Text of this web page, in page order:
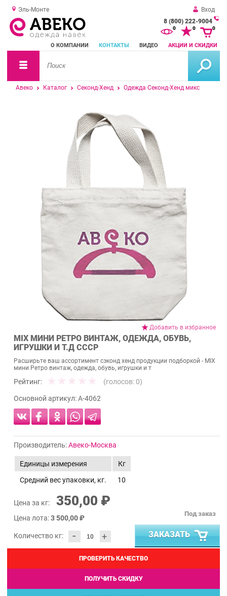
Эль-Монте
Вход
8 (800) 222-9004
О КОМПАНИИ КОНТАКТЫ ВИДЕО АКЦИИ И СКИДКИ
0 0 0
Авеко Каталог Секонд-Хенд Одежда Секонд-Хенд микс
Добавить в избранное
MIX МИНИ РЕТРО ВИНТАЖ, ОДЕЖДА, ОБУВЬ,
ИГРУШКИ И Т.Д СССР
Расширьте ваш ассортимент сэконд хенд продукции подборкой - MIX
мини Ретро винтаж, одежда, обувь, игрушки и т
Рейтинг: (голосов: 0)
Основной артикул:А-4062
Производитель:Авеко-Москва
Единицы измерения
Кг
Средний вес упаковки, кг.
10
Цена за кг: 350,00 ₽
Цена лота:3 500,00 ₽
Количество кг: - +
Под заказ
ЗАКАЗАТЬ
ПРОВЕРИТЬ КАЧЕСТВО
ПОЛУЧИТЬ СКИДКУ